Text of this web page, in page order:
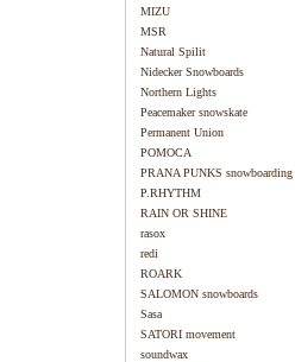
MIZU
MSR
Natural Spilit
Nidecker Snowboards
Northern Lights
Peacemaker snowskate
Permanent Union
POMOCA
PRANA PUNKS snowboarding
P.RHYTHM
RAIN OR SHINE
rasox
redi
ROARK
SALOMON snowboards
Sasa
SATORI movement
soundwax